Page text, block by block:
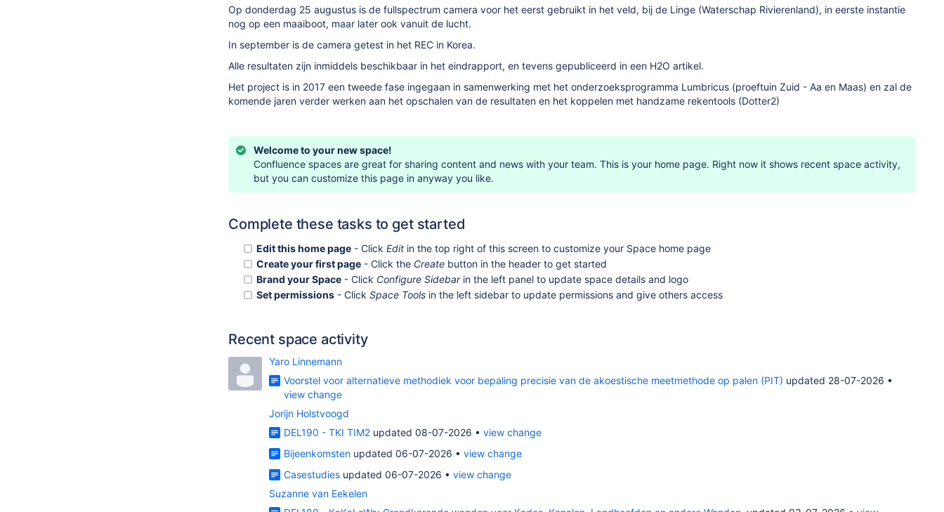
Op donderdag 25 augustus is de fullspectrum camera voor het eerst gebruikt in het veld, bij de Linge (Waterschap Rivierenland), in eerste instantie
nog op een maaiboot, maar later ook vanuit de lucht.
In september is de camera getest in het REC in Korea.
Alle resultaten zijn inmiddels beschikbaar in het eindrapport, en tevens gepubliceerd in een H2O artikel.
Het project is in 2017 een tweede fase ingegaan in samenwerking met het onderzoeksprogramma Lumbricus (proeftuin Zuid - Aa en Maas) en zal de
komende jaren verder werken aan het opschalen van de resultaten en het koppelen met handzame rekentools (Dotter2)
Welcome to your new space!
Confluence spaces are great for sharing content and news with your team. This is your home page. Right now it shows recent space activity,
but you can customize this page in anyway you like.
Complete these tasks to get started
Edit this home page - Click Edit in the top right of this screen to customize your Space home page
Create your first page - Click the Create button in the header to get started
Brand your Space - Click Configure Sidebarin the left panel to update space details and logo
Set permissions - Click Space Tools in the left sidebar to update permissions and give others access
Recent space activity
Yaro Linnemann
Voorstel voor alternatieve methodiek voor bepaling precisie van de akoestische meetmethode op palen (PIT) updated 28-07-2026
view change
Jorijn Holstvoogd
DEL190 - TKI TIM2 updated 08-07-2026
view change
Bijeenkomsten updated 06-07-2026
view change
Casestudies updated 06-07-2026
view change
Suzanne van Eekelen